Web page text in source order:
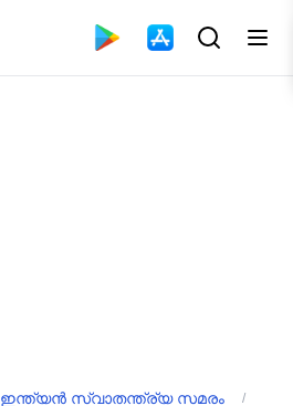
ഇന്ത്യൻ സ്വാതന്ത്ര്യ സമരം /